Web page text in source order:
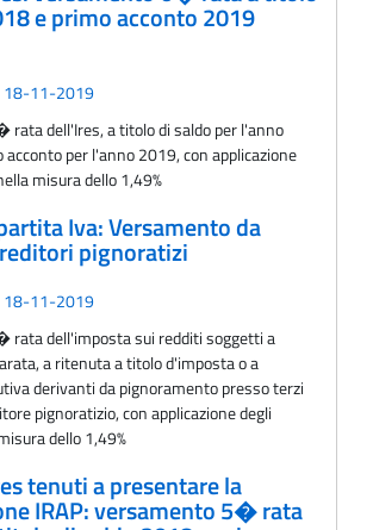
e primo acconto 2019
18-11-2019
rata dell'Ires, a titolo di saldo per l'anno
acconto per l'anno 2019, con applicazione
misura dello 1,49%
Iva: Versamento da
pignoratizi
18-11-2019
rata dell'imposta sui redditi soggetti a
a ritenuta a titolo d'imposta o a
derivanti da pignoramento presso terzi
pignoratizio, con applicazione degli
dello 1,49%
tenuti a presentare la
IRAP: versamento 5� rata